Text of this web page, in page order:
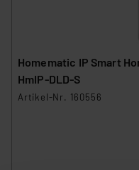
Homematic IP Smart
HmIP-DLD-S
Artikel-Nr. 160556